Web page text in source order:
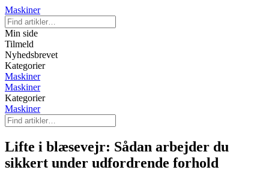
Maskiner
Min side
Tilmeld
Nyhedsbrevet
Kategorier
Maskiner
Maskiner
Kategorier
Maskiner
Lifte i blæsevejr: Sådan arbejder du
sikkert under udfordrende forhold